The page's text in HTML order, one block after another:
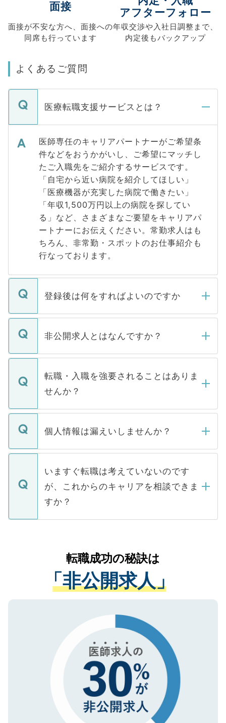
面接
面接が不安な方へ、 面接への
同席も行っています
アフターフォロー
年収交渉や入社日調整まで、
内定後もバックアップ
よくあるご質問
医療転職支援サービスとは？
医師専任のキャリアパートナーがご希望条
件などをおうかがいし、ご希望にマッチし
たご入職先をご紹介するサービスです。
「自宅から近い病院を紹介してほしい」
「医療機器が充実した病院で働きたい」
「年収1,500万円以上の病院を探してい
る」など、さまざまなご要望をキャリアパ
ートナーにお伝えください。常勤求人はも
ちろん、非常勤・スポットのお仕事紹介も
行なっております。
登録後は何をすればよいのですか
ご登録いただきましたら、弊社担当者がご
登録内容を確認し、その後メールもしくは
ます。通常、5営業日以内にはご連絡をせて
いただきますので、しばらくお待ちくださ
い。
非公開求人とはなんですか？
マイナビDOCTORで取り扱っている求人の
うち約3割は、Webサイトからご覧いただ
けない「非公開求人」です。非公開求人は
下記の理由によって、一般には公開してい
ません。
■応募殺到を避けるため 人気のある医療機
関を公にしてしまうと、応募が殺到する場
に、医療機関が求める条件に合った人材の
みを人材紹介会社に依頼するケースが増え
ています。
転職・入職を強要されることはありま
せんか？
転職・入職を強要することは一切ありませ
ん。また、仮に応募先から内定をいただい
定を承諾する必要はありません。内定先へ
の辞退の連絡はキャリアパートナーが行い
ますので、ご安心ください。
個人情報は漏えいしませんか？
個人情報が漏えいすることはありませんの
で、ご安心ください。当サイトからの登録
などで収集したご登録者様の個人情報は、
ご本人のキャリアアップおよび転職活動の
支援を目的に使用いたします。お預かりし
ているすべての個人データはご本人の許可
は、個人情報の取り扱いについての厳密な
管理基準を満たした事業者のみに付与され
る、プライバシーマークを取得済みです。
ご登録いただいた個人情報は、SSL（デー
で、機密保持に関してもご安心ください。
いますぐ転職は考えていないのです
が、これからのキャリアを相談できま
すか？
かがいして、現在の医療機関の状況や紹介
経験をまじえながら、適切なアドバイスを
させていただきます。すぐにご転職をされ
ない方には、長期的なサポートが可能です
ので、まずはご登録ください。
転職成功の秘訣は
「非公開求人」